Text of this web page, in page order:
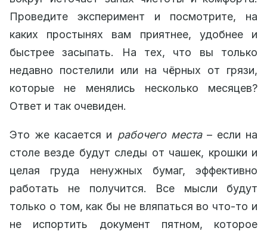
Проведите эксперимент и посмотрите, на
каких простынях вам приятнее, удобнее и
быстрее засыпать. На тех, что вы только
недавно постелили или на чёрных от грязи,
которые не менялись несколько месяцев?
Ответ и так очевиден.
Это же касается и рабочего места– если на
столе везде будут следы от чашек, крошки и
целая груда ненужных бумаг, эффективно
работать не получится. Все мысли будут
только о том, как бы не вляпаться во что-то и
не испортить документ пятном, которое